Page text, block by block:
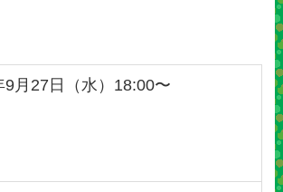
9月27日（水）18:00〜